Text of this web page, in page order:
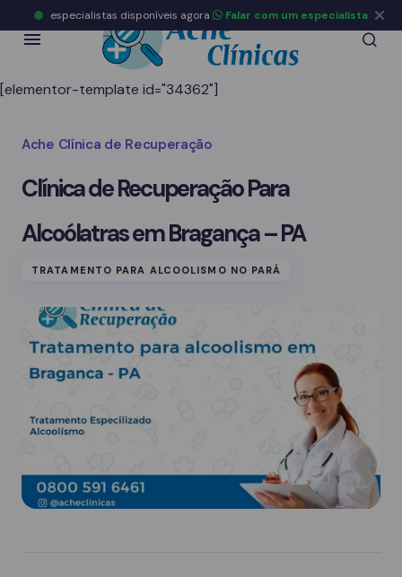
[elementor-template id="34362"]
Ache Clínica de Recuperação
Clínica de Recuperação Para
Alcoólatras em Bragança – PA
TRATAMENTO PARA ALCOOLISMO NO PARÁ
especialistas disponíveis agora Falar com um especialista